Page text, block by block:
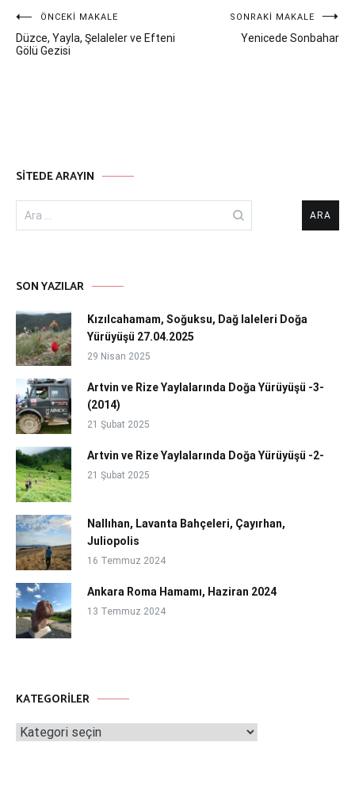
Yazı
gezinmesi
ÖNCEKI MAKALE
Düzce, Yayla, Şelaleler ve Efteni
Gölü Gezisi
SONRAKI MAKALE
Yenicede Sonbahar
SITEDE ARAYIN
SON YAZILAR
Kızılcahamam, Soğuksu, Dağ laleleri Doğa
Yürüyüşü 27.04.2025
29 Nisan 2025
Artvin ve Rize Yaylalarında Doğa Yürüyüşü -3-
(2014)
21 Şubat 2025
Artvin ve Rize Yaylalarında Doğa Yürüyüşü -2-
21 Şubat 2025
Nallıhan, Lavanta Bahçeleri, Çayırhan,
Juliopolis
16 Temmuz 2024
Ankara Roma Hamamı, Haziran 2024
13 Temmuz 2024
KATEGORILER
Kategoriler